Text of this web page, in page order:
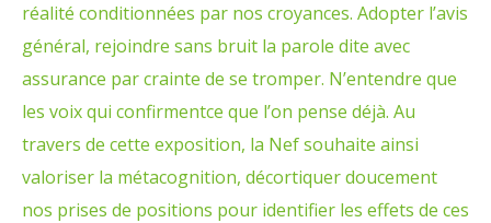
réalité conditionnées par nos croyances. Adopter l’avis
général, rejoindre sans bruit la parole dite avec
assurance par crainte de se tromper. N’entendre que
les voix qui confirmentce que l’on pense déjà. Au
travers de cette exposition, la Nef souhaite ainsi
valoriser la métacognition, décortiquer doucement
nos prises de positions pour identifier les effets de ces